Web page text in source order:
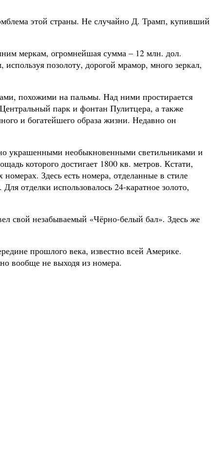
этой страны. Не случайно Д. Трамп, купивший
меркам, огромнейшая сумма – 12 млн. дол.
позолоту, дорогой мрамор, много зеркал,
похожими на пальмы. Над ними простирается
парк и фонтан Пулитцера, а также
и богатейшего образа жизни. Недавно он
украшенными необыкновенными светильниками и
которого достигает 1800 кв. метров. Кстати,
Здесь есть номера, отделанные в стиле
отделки использовалось 24-каратное золото,
свой незабываемый «Чёрно-белый бал». Здесь же
прошлого века, известно всей Америке.
вообще не выходя из номера.